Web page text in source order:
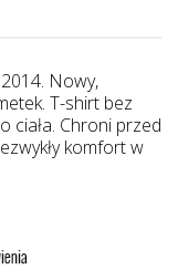
Nowy,
T-shirt bez
ciała. Chroni przed
komfort w